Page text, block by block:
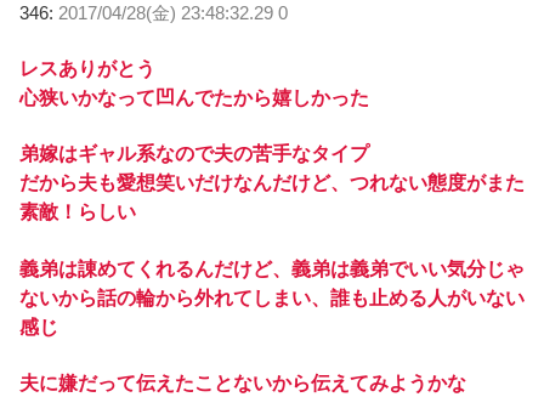
346: 2017/04/28(金) 23:48:32.29 0
レスありがとう
心狭いかなって凹んでたから嬉しかった
弟嫁はギャル系なので夫の苦手なタイプ
だから夫も愛想笑いだけなんだけど、つれない態度がまた
素敵！らしい
義弟は諌めてくれるんだけど、義弟は義弟でいい気分じゃ
ないから話の輪から外れてしまい、誰も止める人がいない
感じ
夫に嫌だって伝えたことないから伝えてみようかな